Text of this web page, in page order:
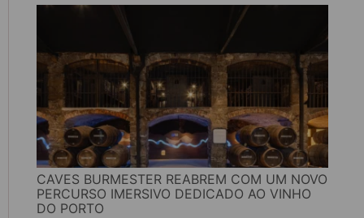
CAVES BURMESTER REABREM COM UM NOVO
PERCURSO IMERSIVO DEDICADO AO VINHO
DO PORTO